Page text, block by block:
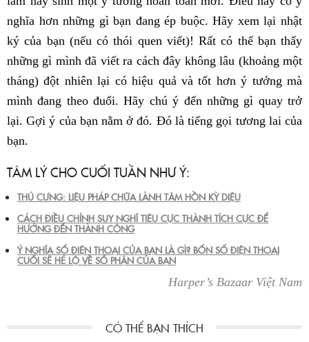
nghĩa hơn những gì bạn đang ép buộc. Hãy xem lại nhật
ký của bạn (nếu có thói quen viết)! Rất có thể bạn thấy
những gì mình đã viết ra cách đây không lâu (khoảng một
tháng) đột nhiên lại có hiệu quả và tốt hơn ý tưởng mà
mình đang theo đuổi. Hãy chú ý đến những gì quay trở
lại. Gợi ý của bạn nằm ở đó. Đó là tiếng gọi tương lai của
bạn.
TÂM LÝ CHO CUỐI TUẦN NHƯ Ý:
THÚ CƯNG: LIỆU PHÁP CHỮA LÀNH TÂM HỒN KỲ DIỆU
CÁCH ĐIỀU CHỈNH SUY NGHĨ TIÊU CỰC THÀNH TÍCH CỰC ĐỂ
HƯỚNG ĐẾN THÀNH CÔNG
Ý NGHĨA SỐ ĐIỆN THOẠI CỦA BẠN LÀ GÌ? BỐN SỐ ĐIỆN THOẠI
CUỐI SẼ HÉ LỘ VỀ SỐ PHẬN CỦA BẠN
Harper’s Bazaar Việt Nam